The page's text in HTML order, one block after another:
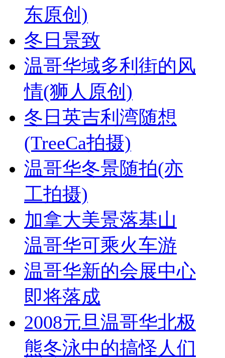
东原创)
冬日景致
温哥华域多利街的风
情(狮人原创)
冬日英吉利湾随想
(TreeCa拍摄)
温哥华冬景随拍(亦
工拍摄)
加拿大美景落基山
温哥华可乘火车游
温哥华新的会展中心
即将落成
2008元旦温哥华北极
熊冬泳中的搞怪人们